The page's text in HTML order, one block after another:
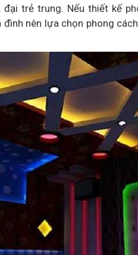
trẻ trung. Nếu thiết kế
nên lựa chọn phong